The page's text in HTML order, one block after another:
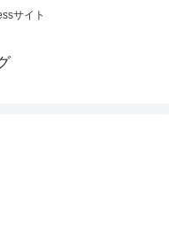
サイト